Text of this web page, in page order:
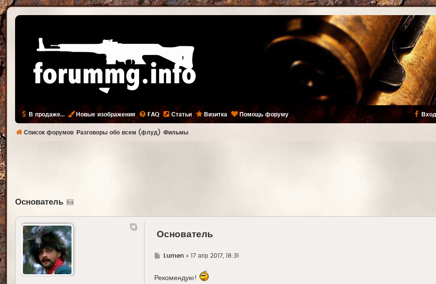
В продаже... Новые изображения FAQ Статьи Визитка Помощь форуму
Список форумов Разговоры обо всем (флуд) Фильмы
Основатель
Основатель
Г Lumen» 17 апр 2017, 18:31
Рекомендую!